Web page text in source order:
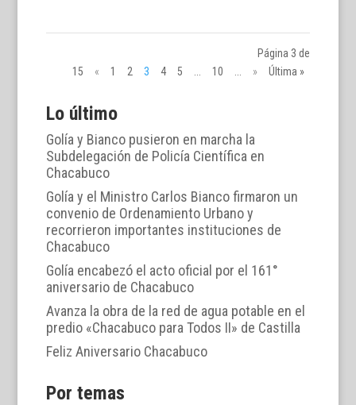
Página 3 de
15
« 1 2 3 4 5 10 » Última »
Lo último
Golía y Bianco pusieron en marcha la
Subdelegación de Policía Científica en
Chacabuco
Golía y el Ministro Carlos Bianco firmaron un
convenio de Ordenamiento Urbano y
recorrieron importantes instituciones de
Chacabuco
Golía encabezó el acto oficial por el 161°
aniversario de Chacabuco
Avanza la obra de la red de agua potable en el
predio «Chacabuco para Todos II» de Castilla
Feliz Aniversario Chacabuco
Por temas